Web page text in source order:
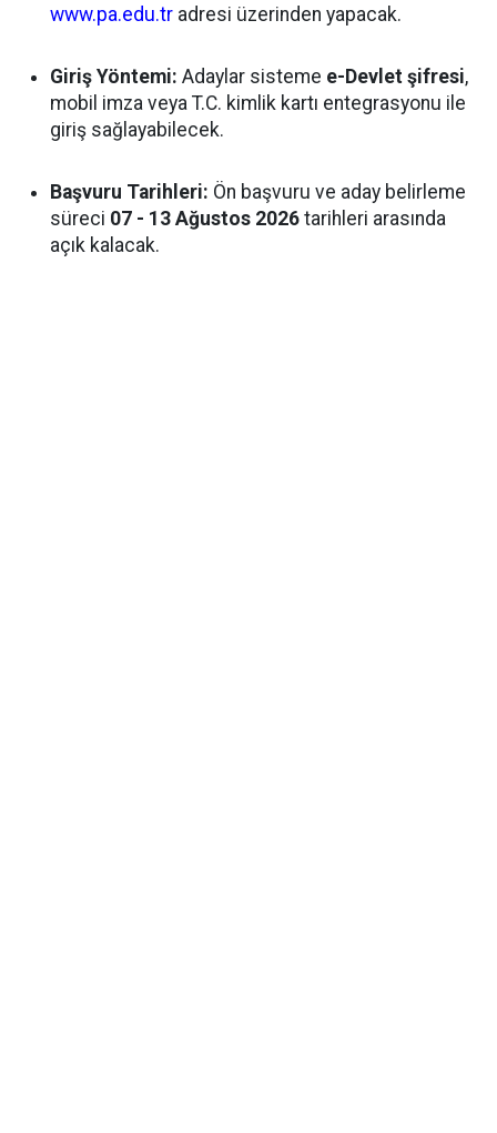
www.pa.edu.tr adresi üzerinden yapacak.
Giriş Yöntemi: Adaylar sisteme e-Devlet şifresi,
mobil imza veya T.C. kimlik kartı entegrasyonu ile
giriş sağlayabilecek.
Başvuru Tarihleri: Ön başvuru ve aday belirleme
süreci 07 - 13 Ağustos 2026 tarihleri arasında
açık kalacak.